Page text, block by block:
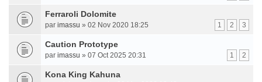
Ferraroli Dolomite
1 2 3
par imassu » 02 Nov 2020 18:25
Caution Prototype
1 2
par imassu » 07 Oct 2025 20:31
Kona King Kahuna